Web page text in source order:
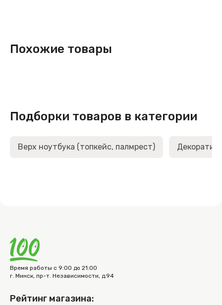
Похожие товары
Подборки товаров в категории
Верх ноутбука (топкейс, палмрест)
Время работы с 9:00 до 21:00
г. Минск, пр-т. Независимости, д.94
Рейтинг магазина: